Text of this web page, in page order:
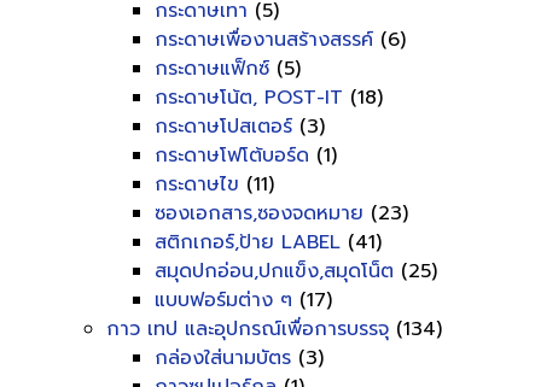
กระดาษเทา (5)
กระดาษเพื่องานสร้างสรรค์ (6)
กระดาษแฟ็กซ์ (5)
กระดาษโน้ต, POST-IT (18)
กระดาษโปสเตอร์ (3)
กระดาษโฟโต้บอร์ด (1)
กระดาษไข (11)
ซองเอกสาร,ซองจดหมาย (23)
สติกเกอร์,ป้าย LABEL (41)
สมุดปกอ่อน,ปกแข็ง,สมุดโน็ต (25)
แบบฟอร์มต่าง ๆ (17)
กาว เทป และอุปกรณ์เพื่อการบรรจุ (134)
กล่องใส่นามบัตร (3)